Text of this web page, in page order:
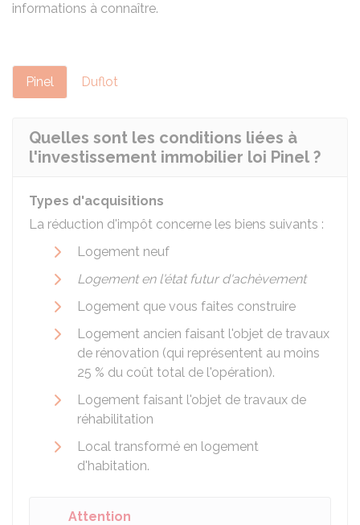
informations à connaître.
Pinel Duflot
Quelles sont les conditions liées à
l'investissement immobilier loi Pinel ?
Types d'acquisitions
La réduction d'impôt concerne les biens suivants :
Logement neuf
Logement en l'état futur d'achèvement
Logement que vous faites construire
Logement ancien faisant l'objet de travaux
de rénovation (qui représentent au moins
25 % du coût total de l'opération).
Logement faisant l'objet de travaux de
réhabilitation
Local transformé en logement
d'habitation.
Attention